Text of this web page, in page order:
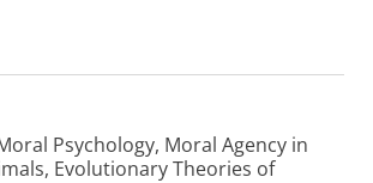
Psychology, Moral Agency in
Evolutionary Theories of